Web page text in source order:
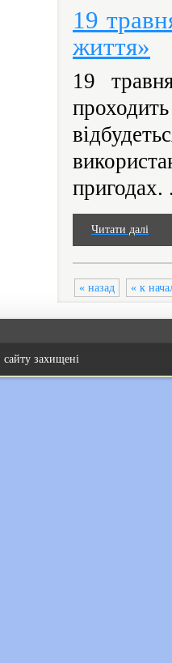
19
життя»
19
пригодах.
Читати далі
« назад « к
захищені